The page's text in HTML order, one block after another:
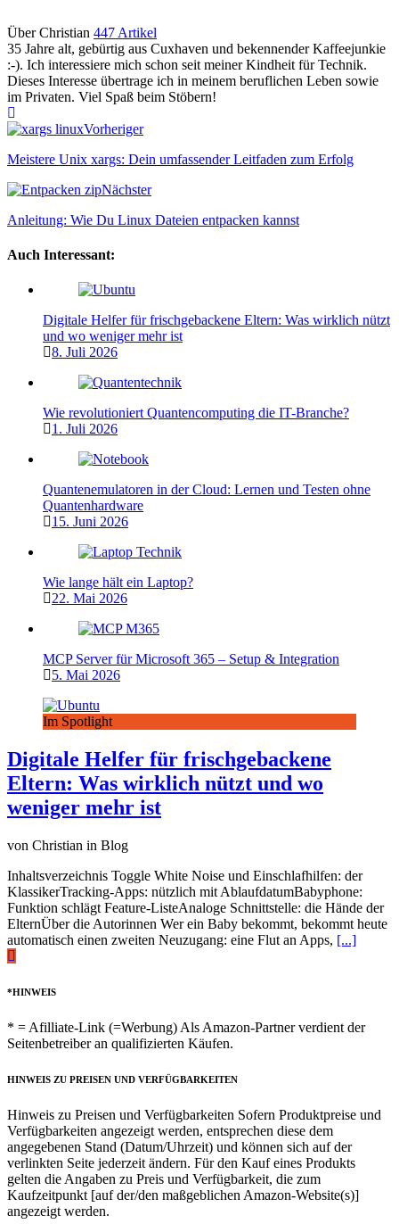
Über Christian 447 Artikel
35 Jahre alt, gebürtig aus Cuxhaven und bekennender Kaffeejunkie
:-). Ich interessiere mich schon seit meiner Kindheit für Technik.
Dieses Interesse übertrage ich in meinem beruflichen Leben sowie
im Privaten. Viel Spaß beim Stöbern!
Vorheriger
Meistere Unix xargs: Dein umfassender Leitfaden zum Erfolg
Nächster
Anleitung: Wie Du Linux Dateien entpacken kannst
Auch Interessant:
Digitale Helfer für frischgebackene Eltern: Was wirklich nützt
und wo weniger mehr ist
8. Juli 2026
Wie revolutioniert Quantencomputing die IT-Branche?
1. Juli 2026
Quantenemulatoren in der Cloud: Lernen und Testen ohne
Quantenhardware
15. Juni 2026
Wie lange hält ein Laptop?
22. Mai 2026
MCP Server für Microsoft 365 – Setup & Integration
5. Mai 2026
Im Spotlight
Digitale Helfer für frischgebackene
Eltern: Was wirklich nützt und wo
weniger mehr ist
von Christian in Blog
Inhaltsverzeichnis Toggle White Noise und Einschlafhilfen: der
KlassikerTracking-Apps: nützlich mit AblaufdatumBabyphone:
Funktion schlägt Feature-ListeAnaloge Schnittstelle: die Hände der
ElternÜber die Autorinnen Wer ein Baby bekommt, bekommt heute
automatisch einen zweiten Neuzugang: eine Flut an Apps, [...]
*HINWEIS
* = Afilliate-Link (=Werbung) Als Amazon-Partner verdient der
Seitenbetreiber an qualifizierten Käufen.
HINWEIS ZU PREISEN UND VERFÜGBARKEITEN
Hinweis zu Preisen und Verfügbarkeiten Sofern Produktpreise und
Verfügbarkeiten angezeigt werden, entsprechen diese dem
angegebenen Stand (Datum/Uhrzeit) und können sich auf der
verlinkten Seite jederzeit ändern. Für den Kauf eines Produkts
gelten die Angaben zu Preis und Verfügbarkeit, die zum
Kaufzeitpunkt [auf der/den maßgeblichen Amazon-Website(s)]
angezeigt werden.